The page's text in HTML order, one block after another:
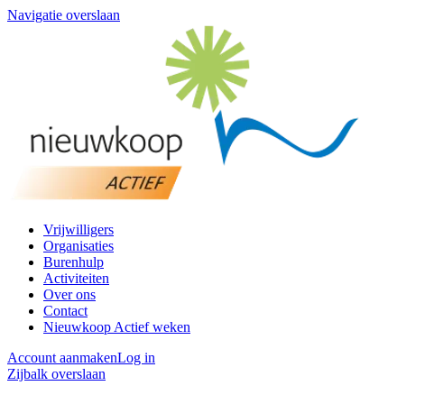
Navigatie overslaan
Vrijwilligers
Organisaties
Burenhulp
Activiteiten
Over ons
Contact
Nieuwkoop Actief weken
Account aanmakenLog in
Zijbalk overslaan